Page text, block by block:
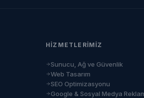
HIZMETLERIMIZ
Sunucu, Ağ ve Güvenlik
Web Tasarım
SEO Optimizasyonu
Google & Sosyal Medya